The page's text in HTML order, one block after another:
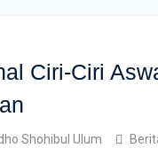
Ciri-Ciri
Shohibul Ulum